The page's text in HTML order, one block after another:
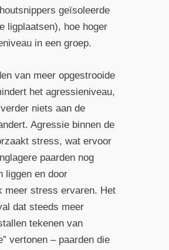
geïsoleerde
ligplaatsen), hoe hoger
in een groep.
van meer opgestrooide
het agressieniveau,
niets aan de
Agressie binnen de
stress, wat ervoor
paarden nog
liggen en door
meer stress ervaren. Het
dat steeds meer
tekenen van
vertonen – paarden die